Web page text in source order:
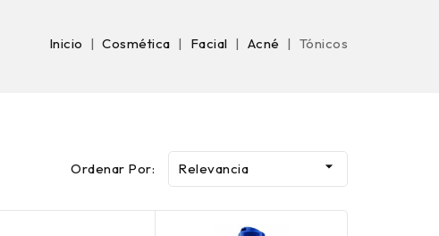
Inicio Cosmética Facial Acné Tónicos
Ordenar Por: Relevancia 